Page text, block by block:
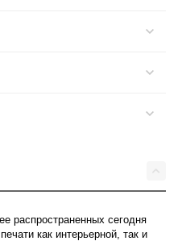
распространенных сегодня
как интерьерной, так и